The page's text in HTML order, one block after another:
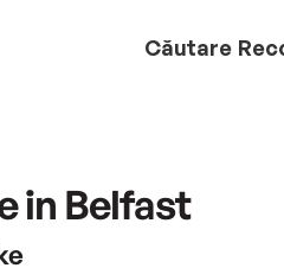
Căutare
in Belfast